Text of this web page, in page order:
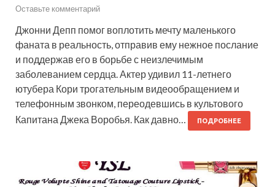
Оставьте комментарий
Джонни Депп помог воплотить мечту маленького
фаната в реальность, отправив ему нежное послание
и поддержав его в борьбе с неизлечимым
заболеванием сердца. Актер удивил 11-летнего
ютубера Кори трогательным видеообращением и
телефонным звонком, переодевшись в культового
Капитана Джека Воробья. Как давно…
ПОДРОБНЕЕ